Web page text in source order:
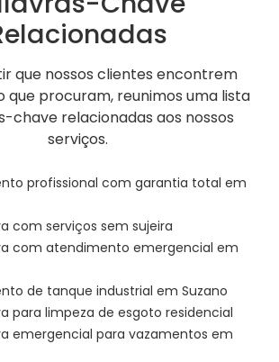
que nossos clientes encontrem
que procuram, reunimos uma lista
chave relacionadas aos nossos
serviços.
profissional com garantia total em
com serviços sem sujeira
com atendimento emergencial em
de tanque industrial em Suzano
para limpeza de esgoto residencial
emergencial para vazamentos em